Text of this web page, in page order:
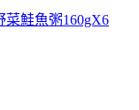
菜鮭魚粥160gX6